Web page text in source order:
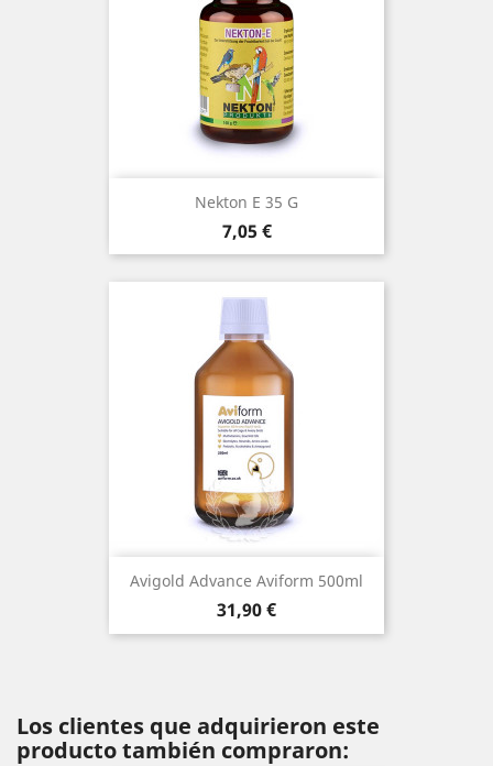
Nekton E 35 G
Precio
7,05 €
Avigold Advance Aviform 500ml
Precio
31,90 €
Los clientes que adquirieron este
producto también compraron: